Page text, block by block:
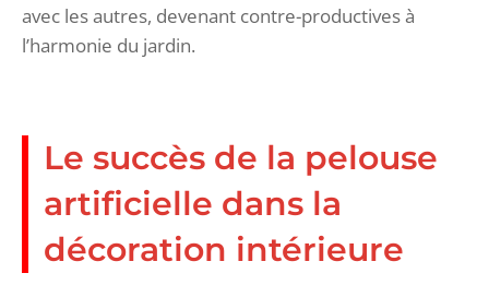
avec les autres, devenant contre-productives à
l’harmonie du jardin.
Le succès de la pelouse
artificielle dans la
décoration intérieure